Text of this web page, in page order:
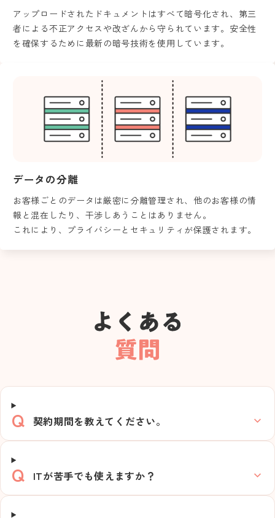
アップロードされたドキュメントはすべて暗号化され、第三
者による不正アクセスや改ざんから守られています。安全性
を確保するために最新の暗号技術を使用しています。
データの分離
お客様ごとのデータは厳密に分離管理され、他のお客様の情
報と混在したり、干渉しあうことはありません。
これにより、プライバシーとセキュリティが保護されます。
契約期間を教えてください。
ITが苦手でも使えますか？